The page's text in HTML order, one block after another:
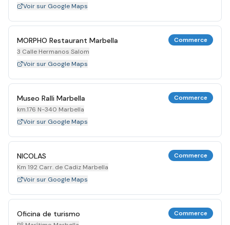
Voir sur Google Maps
MORPHO Restaurant Marbella
3 Calle Hermanos Salom
Commerce
Voir sur Google Maps
Museo Ralli Marbella
km.176 N-340 Marbella
Commerce
Voir sur Google Maps
NICOLAS
Km 192 Carr. de Cadiz Marbella
Commerce
Voir sur Google Maps
Oficina de turismo Commerce